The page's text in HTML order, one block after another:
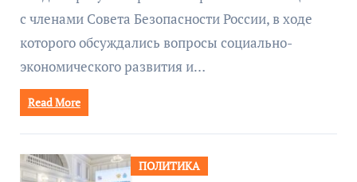
с членами Совета Безопасности России, в ходе
которого обсуждались вопросы социально-
экономического развития и…
Read More
ПОЛИТИКА